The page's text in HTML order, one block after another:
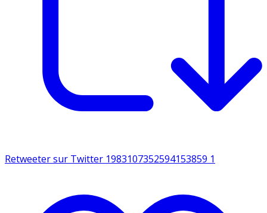
Retweeter sur Twitter 1983107352594153859 1